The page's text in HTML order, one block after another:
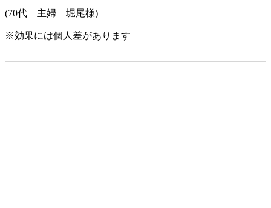
(70代 主婦 堀尾様)
※効果には個人差があります